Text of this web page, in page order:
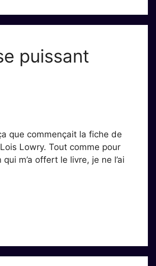
puissant
que commençait la fiche de
Lowry. Tout comme pour
qui m’a offert le livre, je ne l’ai